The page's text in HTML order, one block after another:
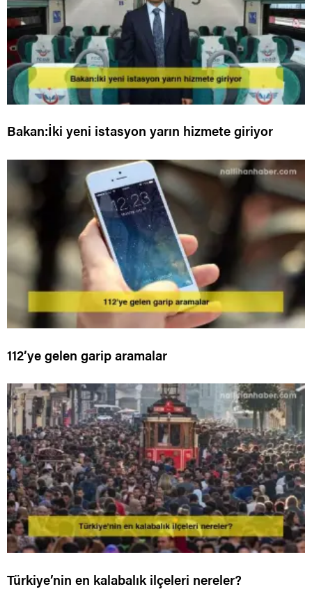
Bakan:İki yeni istasyon yarın hizmete giriyor
112’ye gelen garip aramalar
Türkiye’nin en kalabalık ilçeleri nereler?